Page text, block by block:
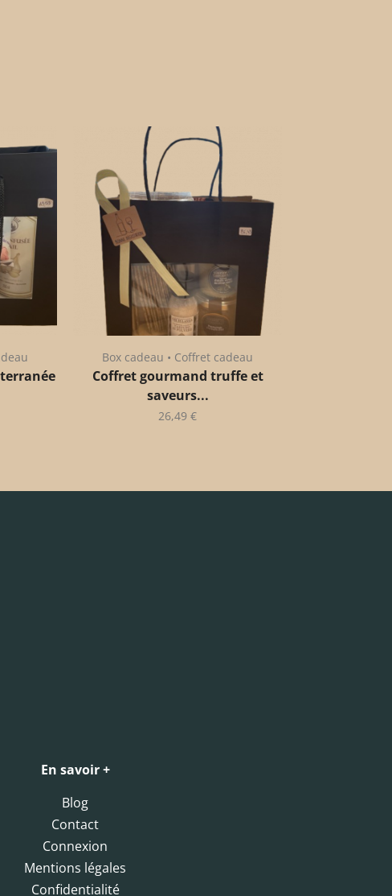
Box cadeau • Coffret cadeau
Coffret gourmand truffe et
saveurs...
26,49 €
En savoir +
Blog
Contact
Connexion
Mentions légales
Confidentialité